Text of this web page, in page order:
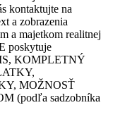
kontaktujte na
a zobrazenia
a majetkom realitnej
poskytuje
KOMPLETNÝ
MOŽNOSŤ
(podľa sadzobníka